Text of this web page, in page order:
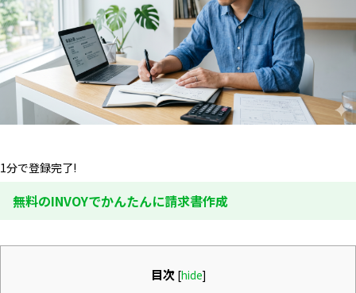
1分で登録完了!
無料のINVOYでかんたんに請求書作成
目次 [hide]